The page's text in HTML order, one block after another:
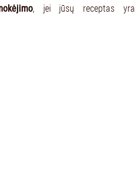
, jei jūsų receptas yra